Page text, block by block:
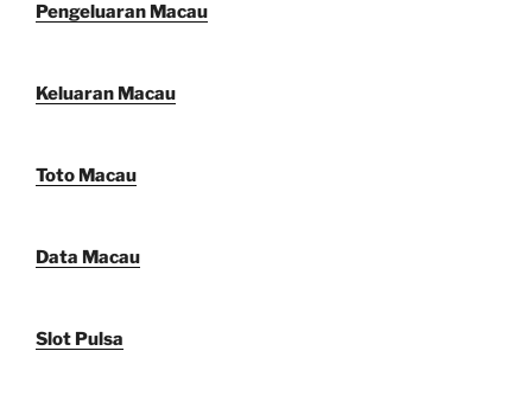
Pengeluaran Macau
Keluaran Macau
Toto Macau
Data Macau
Slot Pulsa